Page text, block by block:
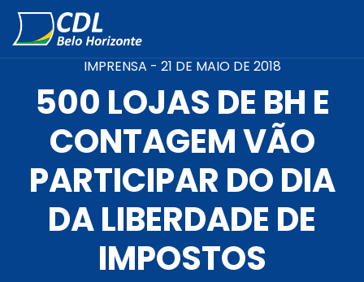
IMPRENSA - 21 DE MAIO DE 2018
500 LOJAS DE BH E
CONTAGEM VÃO
PARTICIPAR DO DIA
DA LIBERDADE DE
IMPOSTOS